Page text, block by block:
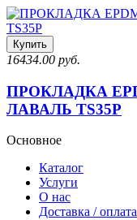
Купить
16434.00 руб.
ПРОКЛАДКА
ЛАВАЛЬ TS35P
Основное
Каталог
Услуги
О нас
Доставка / оплата